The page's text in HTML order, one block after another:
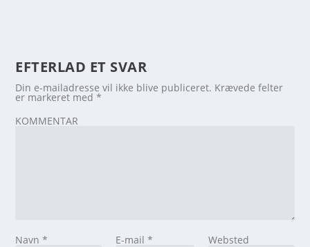
EFTERLAD ET SVAR
Din e-mailadresse vil ikke blive publiceret. Krævede felter
er markeret med*
KOMMENTAR
Navn* E-mail * Websted